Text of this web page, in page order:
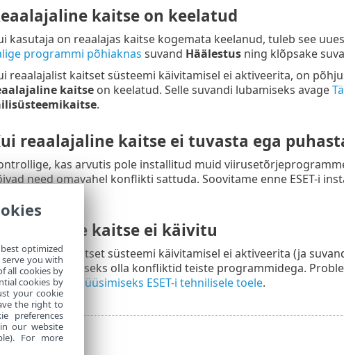
kaitse on keelatud
kasutaja on reaalajas kaitse kogemata keelanud, tuleb see
programmi põhiaknas suvand Häälestusning klõpsake
reaalajalist kaitset süsteemi käivitamisel ei aktiveerita, on
kaitseon keelatud. Selle suvandi lubamiseks avage
.
reaalajaline kaitse ei tuvasta ega
kas arvutis pole installitud muid
need omavahel konflikti sattuda. Soovitame enne ESET-i
Reaalajaline kaitse ei käivitu
reaalajalist kaitset süsteemi käivitamisel ei aktiveerita (ja
selle põhjuseks olla konfliktid teiste programmidega.
see analüüsimiseks ESET-i tehnilisele toele.
optimized
you with
all cookies by
cookies by
your cookie
the right to
preferences
our website
For more